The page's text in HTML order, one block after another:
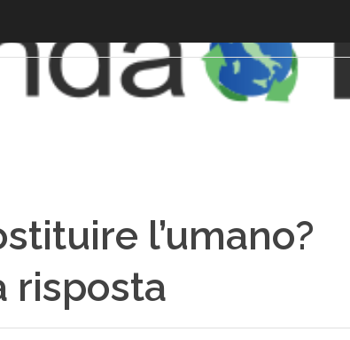
l’umano?
risposta